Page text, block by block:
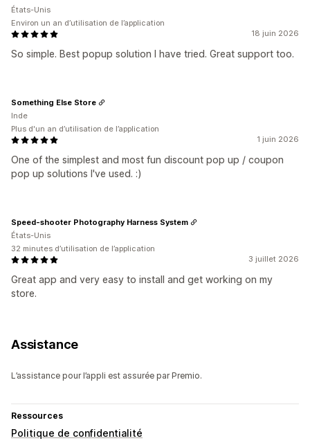
18 juin 2026
So simple. Best popup solution I have tried. Great support too.
États-Unis
Environ un an d’utilisation de l’application
1 juin 2026
One of the simplest and most fun discount pop up / coupon
pop up solutions I've used. :)
Something Else Store
Inde
Plus d'un an d’utilisation de l’application
3 juillet 2026
Great app and very easy to install and get working on my
store.
Speed-shooter Photography Harness System
États-Unis
32 minutes d’utilisation de l’application
Assistance
L’assistance pour l’appli est assurée par Premio.
Ressources
Politique de confidentialité